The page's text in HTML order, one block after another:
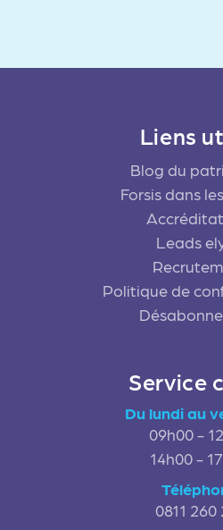
Liens
Blog du
Forsis dans
Leads
Politique de
Service
Du lundi au
09h00 -
14h00 -
0811 260